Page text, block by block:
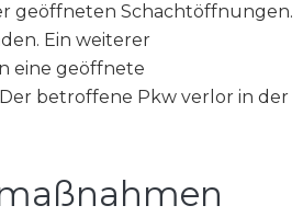
geöffneten Schachtöffnungen.
Ein weiterer
eine geöffnete
betroffene Pkw verlor in der